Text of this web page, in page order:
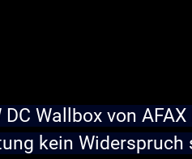
DC Wallbox von AFAX
kein Widerspruch